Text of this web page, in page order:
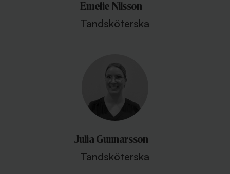
Emelie Nilsson
Tandsköterska
Julia Gunnarsson
Tandsköterska